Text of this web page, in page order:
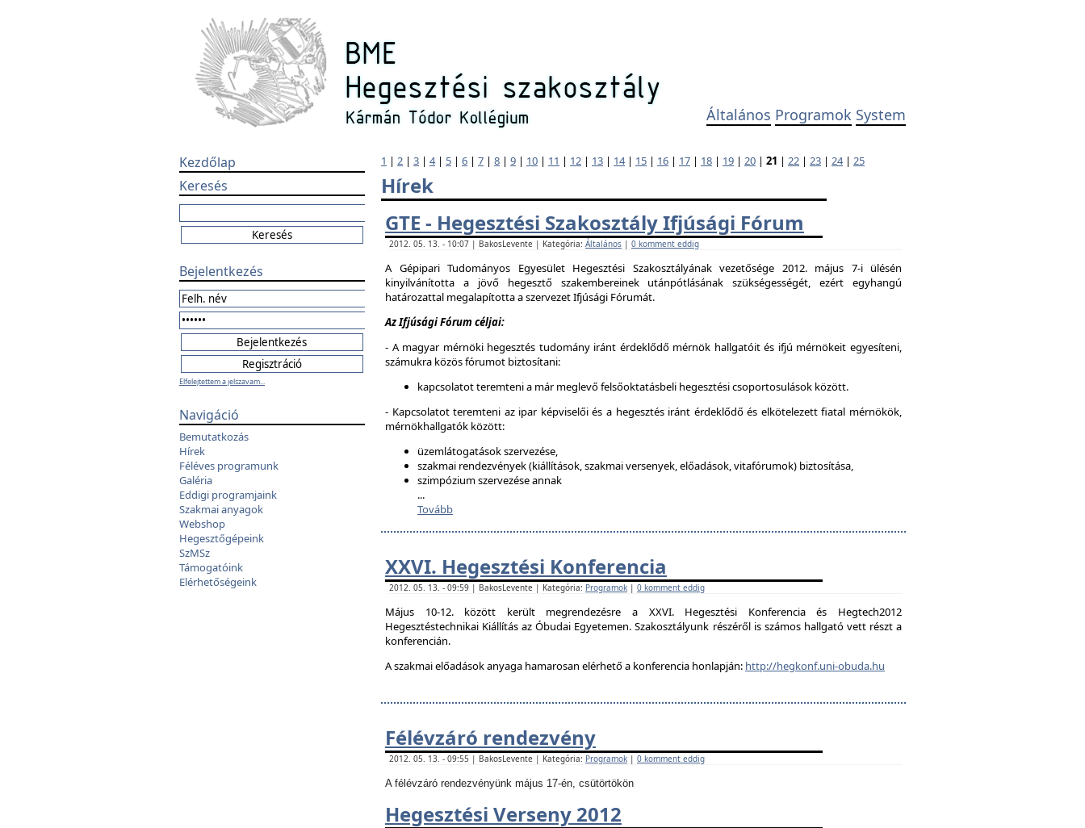
Általános Programok System
Kezdőlap
Keresés
Bejelentkezés
Elfelejtettem a jelszavam...
Navigáció
Bemutatkozás
Hírek
Féléves programunk
Galéria
Eddigi programjaink
Szakmai anyagok
Webshop
Hegesztőgépeink
SzMSz
Támogatóink
Elérhetőségeink
1 | 2 | 3 | 4| 5 | 6 | 7 | 8 | 9 | 10 | 11 | 12 | 13 | 14| 15 | 16 | 17 | 18 | 19 | 20 | 21 | 22 | 23 | 24| 25
Hírek
GTE - Hegesztési Szakosztály Ifjúsági Fórum
2012. 05. 13. - 10:07 | BakosLevente | Kategória: Általános | 0 komment eddig
A Gépipari Tudományos Egyesület Hegesztési Szakosztályának vezetősége 2012. május 7-i ülésén
kinyilvánította a jövő hegesztő szakembereinek utánpótlásának szükségességét, ezért egyhangú
határozattal megalapította a szervezet Ifjúsági Fórumát.
Az Ifjúsági Fórum céljai:
- A magyar mérnöki hegesztés tudomány iránt érdeklődő mérnök hallgatóit és ifjú mérnökeit egyesíteni,
számukra közös fórumot biztosítani:
kapcsolatot teremteni a már meglevő felsőoktatásbeli hegesztési csoportosulások között.
- Kapcsolatot teremteni az ipar képviselői és a hegesztés iránt érdeklődő és elkötelezett fiatal mérnökök,
mérnökhallgatók között:
üzemlátogatások szervezése,
szakmai rendezvények (kiállítások, szakmai versenyek, előadások, vitafórumok) biztosítása,
szimpózium szervezése annak
...
Tovább
XXVI. Hegesztési Konferencia
2012. 05. 13. - 09:59 | BakosLevente | Kategória: Programok | 0 komment eddig
Május 10-12. között került megrendezésre a XXVI. Hegesztési Konferencia és Hegtech2012
Hegesztéstechnikai Kiállítás az Óbudai Egyetemen. Szakosztályunk részéről is számos hallgató vett részt a
konferencián.
A szakmai előadások anyaga hamarosan elérhető a konferencia honlapján: http://hegkonf.uni-obuda.hu
Félévzáró rendezvény
2012. 05. 13. - 09:55 | BakosLevente | Kategória: Programok | 0 komment eddig
A félévzáró rendezvényünk május 17-én, csütörtökön
Hegesztési Verseny 2012